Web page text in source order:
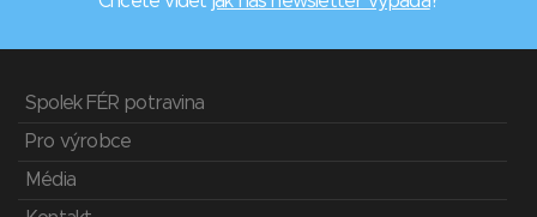
Spolek FÉR potravina
Pro výrobce
Média